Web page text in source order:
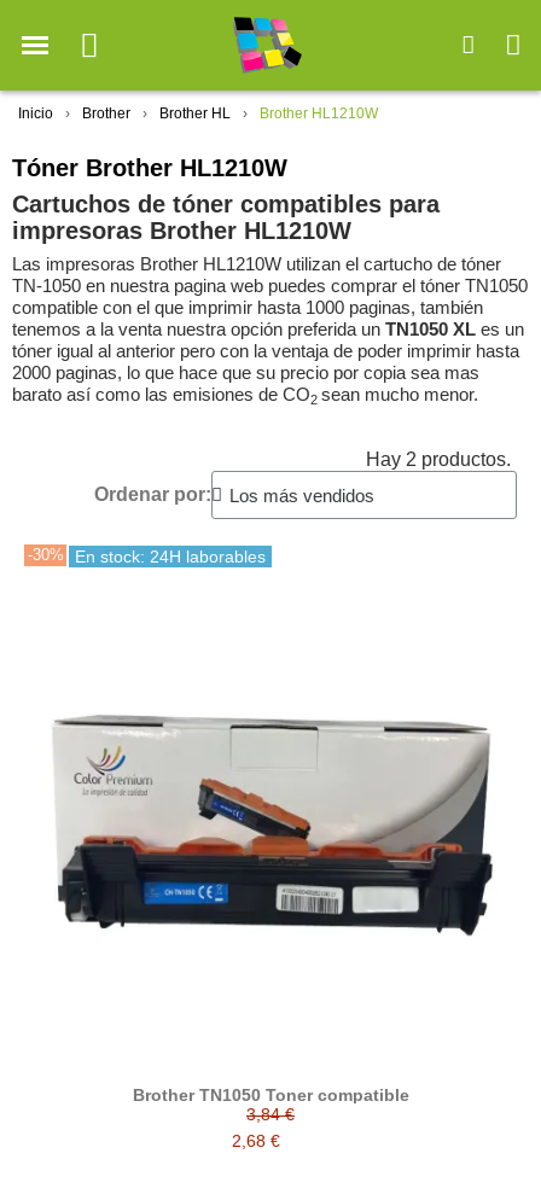
Inicio Brother Brother HL Brother HL1210W
Tóner Brother HL1210W
Cartuchos de tóner compatibles para
impresoras Brother HL1210W
Las impresoras Brother HL1210W utilizan el cartucho de tóner
TN-1050 en nuestra pagina web puedes comprar el tóner TN1050
compatible con el que imprimir hasta 1000 paginas, también
tenemos a la venta nuestra opción preferida un TN1050 XL es un
tóner igual al anterior pero con la ventaja de poder imprimir hasta
2000 paginas, lo que hace que su precio por copia sea mas
barato así como las emisiones de CO2 sean mucho menor.
Hay 2 productos.
Ordenar por:
-30% En stock: 24H laborables
Brother TN1050 Toner compatible
3,84 €
2,68 €